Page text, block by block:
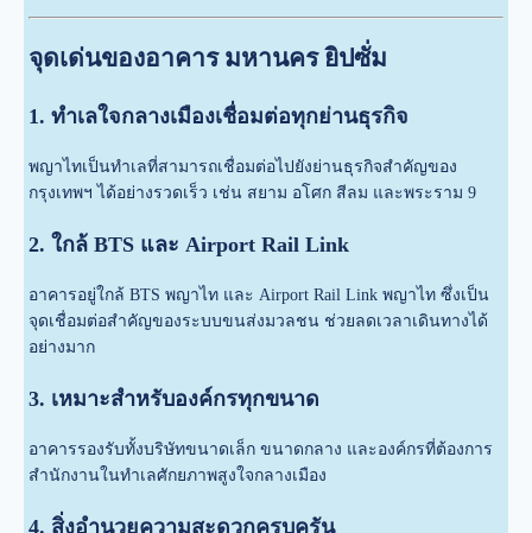
จุดเด่นของอาคาร มหานคร ยิปซั่ม
1. ทำเลใจกลางเมืองเชื่อมต่อทุกย่านธุรกิจ
พญาไทเป็นทำเลที่สามารถเชื่อมต่อไปยังย่านธุรกิจสำคัญของ
กรุงเทพฯ ได้อย่างรวดเร็ว เช่น สยาม อโศก สีลม และพระราม 9
2. ใกล้ BTS และ Airport Rail Link
อาคารอยู่ใกล้ BTS พญาไท และ Airport Rail Link พญาไท ซึ่งเป็น
จุดเชื่อมต่อสำคัญของระบบขนส่งมวลชน ช่วยลดเวลาเดินทางได้
อย่างมาก
3. เหมาะสำหรับองค์กรทุกขนาด
อาคารรองรับทั้งบริษัทขนาดเล็ก ขนาดกลาง และองค์กรที่ต้องการ
สำนักงานในทำเลศักยภาพสูงใจกลางเมือง
4. สิ่งอำนวยความสะดวกครบครัน